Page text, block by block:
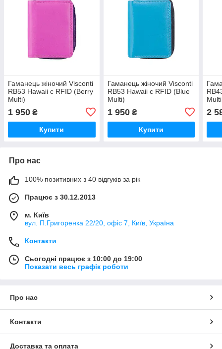
Гаманець жіночий Visconti
RB53 Hawaii c RFID (Berry
Multi)
1 950 ₴
Купити
Гаманець жіночий Visconti
RB53 Hawaii c RFID (Blue
Multi)
1 950₴
Купити
2
Про нас
100% позитивних з 40 відгуків за рік
Працює з 30.12.2013
м. Київ
вул. П.Григоренка 22/20, офіс 7, Київ, Україна
Контакти
Сьогодні працює з 10:00 до 19:00
Показати весь графік роботи
Про нас
Контакти
Доставка та оплата